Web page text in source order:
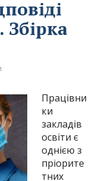
Працівни
ки
закладів
освіти є
однією з
пріорите
тних